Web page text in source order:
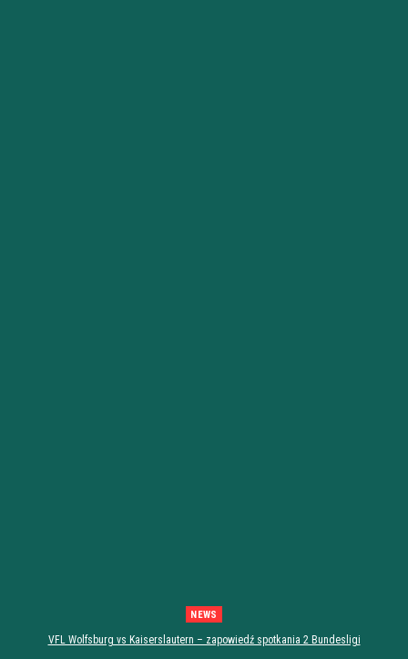
NEWS
VFL Wolfsburg vs Kaiserslautern – zapowiedź spotkania 2 Bundesligi